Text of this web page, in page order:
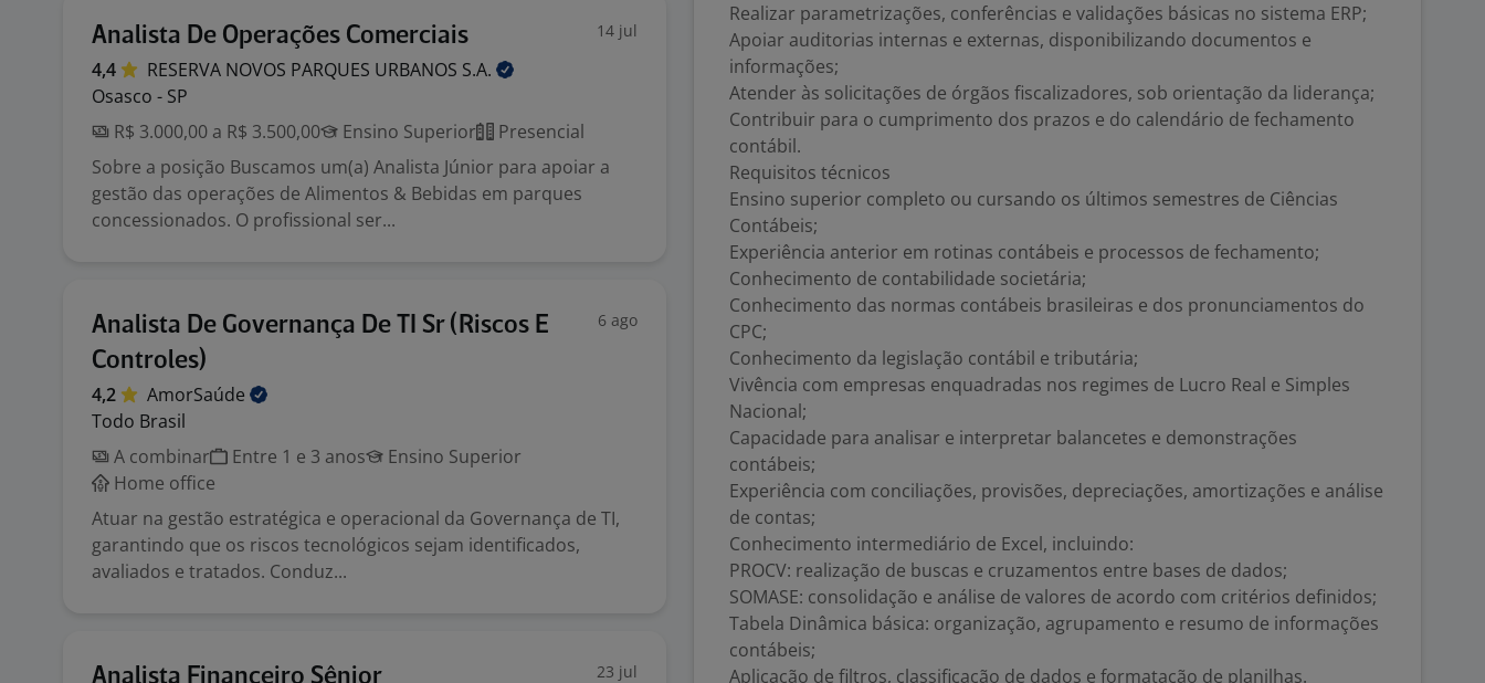
Analista De Operações Comerciais 14 jul
4,4 RESERVA NOVOS PARQUES URBANOS S.A.
Osasco - SP
R$ 3.000,00 a R$ 3.500,00
Ensino Superior
Presencial
Sobre a posição Buscamos um(a) Analista Júnior para apoiar a
gestão das operações de Alimentos & Bebidas em parques
concessionados. O profissional ser...
Analista De Governança De TI Sr (Riscos E
Controles)
6 ago
4,2
AmorSaúde
Todo Brasil
A combinar
Entre 1 e 3 anos
Ensino Superior
Home office
Atuar na gestão estratégica e operacional da Governança de TI,
garantindo que os riscos tecnológicos sejam identificados,
avaliados e tratados. Conduz...
Analista Financeiro Sênior 23 jul
Realizar parametrizações, conferências e validações básicas no sistema ERP;
Apoiar auditorias internas e externas, disponibilizando documentos e
informações;
Atender às solicitações de órgãos fiscalizadores, sob orientação da liderança;
Contribuir para o cumprimento dos prazos e do calendário de fechamento
contábil.
Requisitos técnicos
Ensino superior completo ou cursando os últimos semestres de Ciências
Contábeis;
Experiência anterior em rotinas contábeis e processos de fechamento;
Conhecimento de contabilidade societária;
Conhecimento das normas contábeis brasileiras e dos pronunciamentos do
CPC;
Conhecimento da legislação contábil e tributária;
Vivência com empresas enquadradas nos regimes de Lucro Real e Simples
Nacional;
Capacidade para analisar e interpretar balancetes e demonstrações
contábeis;
Experiência com conciliações, provisões, depreciações, amortizações e análise
de contas;
Conhecimento intermediário de Excel, incluindo:
PROCV: realização de buscas e cruzamentos entre bases de dados;
SOMASE: consolidação e análise de valores de acordo com critérios definidos;
Tabela Dinâmica básica: organização, agrupamento e resumo de informações
contábeis;
Aplicação de filtros, classificação de dados e formatação de planilhas.